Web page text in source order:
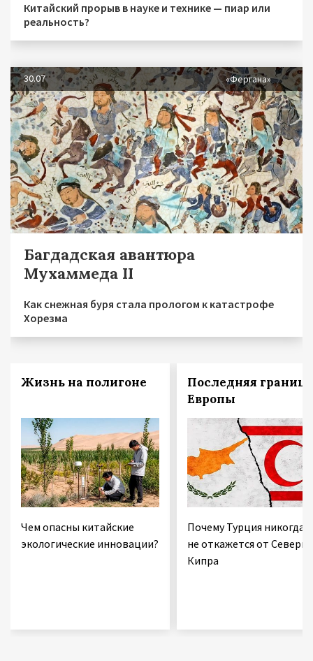
Китайский прорыв в науке и технике — пиар или
реальность?
30.07 «Фергана»
Багдадская авантюра
Мухаммеда II
Как снежная буря стала прологом к катастрофе
Хорезма
Жизнь на полигоне
Чем опасны китайские
экологические инновации?
Последняя граница
Европы
Почему Турция никогда
не откажется от
Кипра